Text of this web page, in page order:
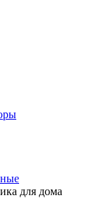
для дома